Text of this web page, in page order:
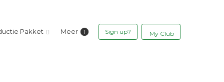
Pakket Meer Sign up? My Club